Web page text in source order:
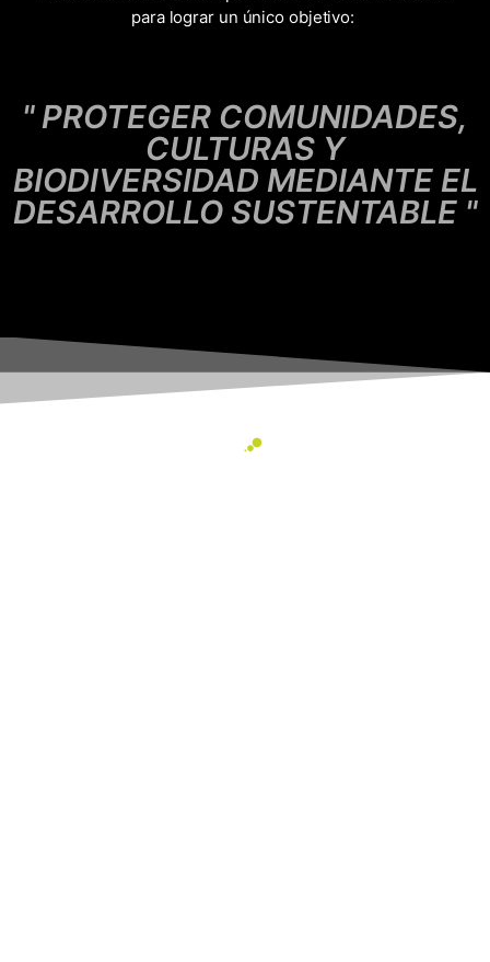
para lograr un único objetivo:
" PROTEGER COMUNIDADES,
CULTURAS Y
BIODIVERSIDAD MEDIANTE EL
DESARROLLO SUSTENTABLE "